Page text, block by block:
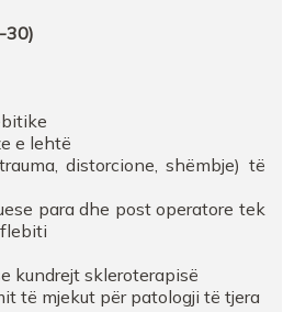
7
30)
e lehtë
distorcione, shëmbje) të
para dhe post operatore tek
kundrejt skleroterapisë
të mjekut për patologji të tjera